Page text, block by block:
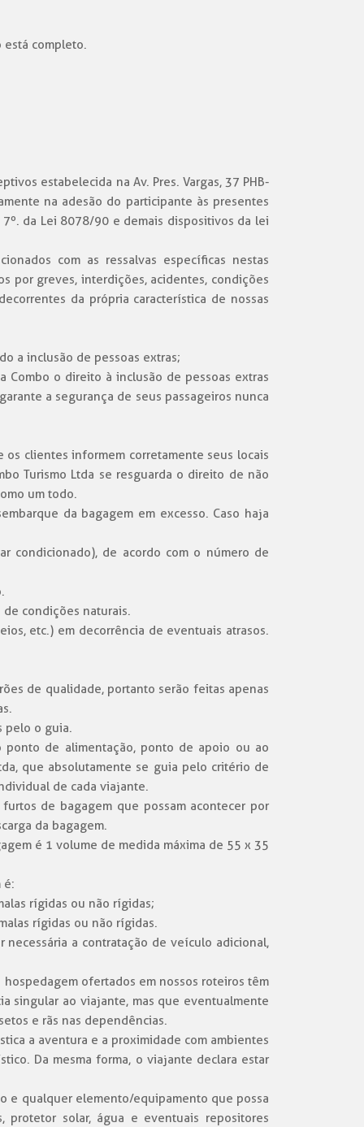
está completo.
estabelecida na Av. Pres. Vargas, 37 PHB-
na adesão do participante às presentes
7º. da Lei 8078/90 e demais dispositivos da lei
com as ressalvas específicas nestas
por greves, interdições, acidentes, condições
da própria característica de nossas
a inclusão de pessoas extras;
Combo o direito à inclusão de pessoas extras
a segurança de seus passageiros nunca
clientes informem corretamente seus locais
Turismo Ltda se resguarda o direito de não
um todo.
da bagagem em excesso. Caso haja
condicionado), de acordo com o número de
condições naturais.
etc.) em decorrência de eventuais atrasos.
de qualidade, portanto serão feitas apenas
pelo o guia.
de alimentação, ponto de apoio ou ao
que absolutamente se guia pelo critério de
de cada viajante.
de bagagem que possam acontecer por
da bagagem.
é 1 volume de medida máxima de 55 x 35
é:
rígidas ou não rígidas;
rígidas ou não rígidas.
a contratação de veículo adicional,
ofertados em nossos roteiros têm
singular ao viajante, mas que eventualmente
e rãs nas dependências.
a aventura e a proximidade com ambientes
Da mesma forma, o viajante declara estar
e qualquer elemento/equipamento que possa
protetor solar, água e eventuais repositores